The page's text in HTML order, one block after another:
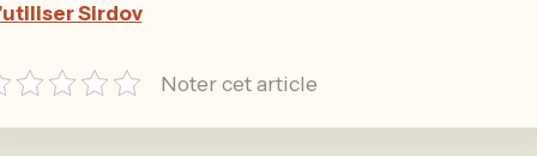
Sirdov
Noter cet article